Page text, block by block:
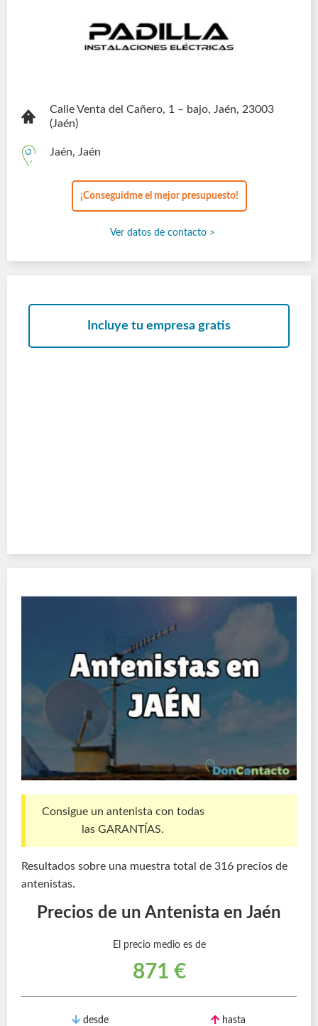
Calle Venta del Cañero, 1 – bajo, Jaén, 23003
(Jaén)
Jaén, Jaén
¡Conseguidme el mejor presupuesto!
Ver datos de contacto >
Incluye tu empresa gratis
Consigue un antenista con todas
las GARANTÍAS.
Resultados sobre una muestra total de 316 precios de
antenistas.
Precios de un Antenista en Jaén
El precio medio es de
871 €
desde hasta